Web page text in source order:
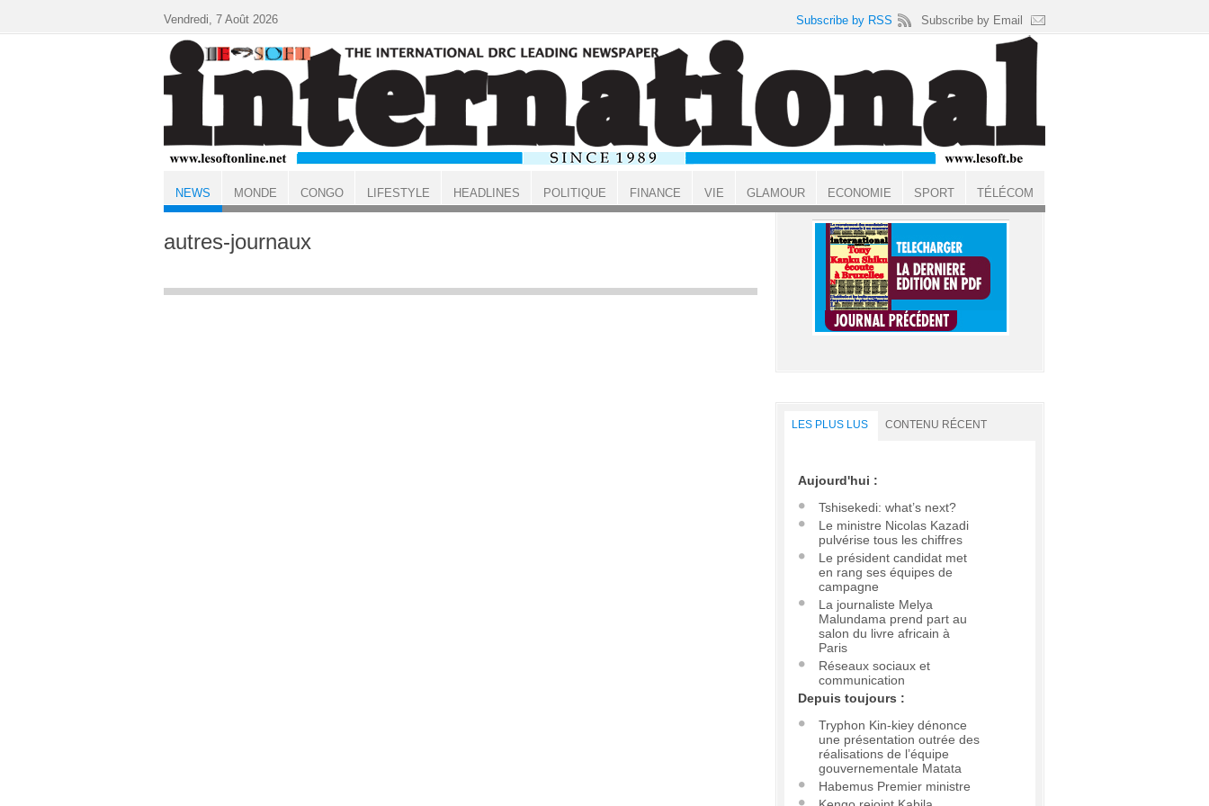
ACCUEIL NEWS
autres-journaux
LES PLUS LUS CONTENU RÉCENT
Aujourd'hui :
Tshisekedi: what’s next?
Le ministre Nicolas Kazadi
pulvérise tous les chiffres
Le président candidat met
en rang ses équipes de
campagne
La journaliste Melya
Malundama prend part au
salon du livre africain à
Paris
Réseaux sociaux et
communication
Depuis toujours :
Tryphon Kin-kiey dénonce
une présentation outrée des
réalisations de l’équipe
gouvernementale Matata
Habemus Premier ministre
Vendredi, 7 Août 2026 Subscribe by RSS Subscribe by Email
NEWS MONDE CONGO LIFESTYLE HEADLINES POLITIQUE FINANCE VIE GLAMOUR ECONOMIE SPORT TÉLÉCOM